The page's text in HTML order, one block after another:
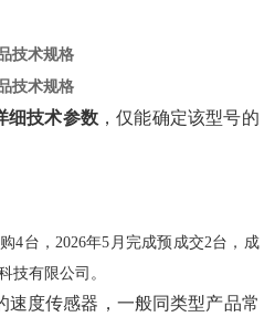
技术规格
技术规格
细技术参数‌，仅能确定该型号的
4台，2026年5月完成预成交2台，成
技有限公司。
速度传感器，一般同类型产品常